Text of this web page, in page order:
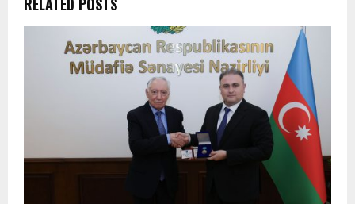
RELATED POSTS